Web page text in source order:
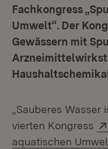
Fachkongress
Umwelt“. Der
Gewässern mit
„Sauberes
vierten Kongress
aquatischen